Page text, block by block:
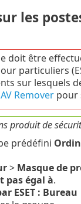
les
doit être
particuliers
sur lesquels
AV Removerpour
produit de
prédéfini
> Masque de
pas égal à.
ESET : Bureau